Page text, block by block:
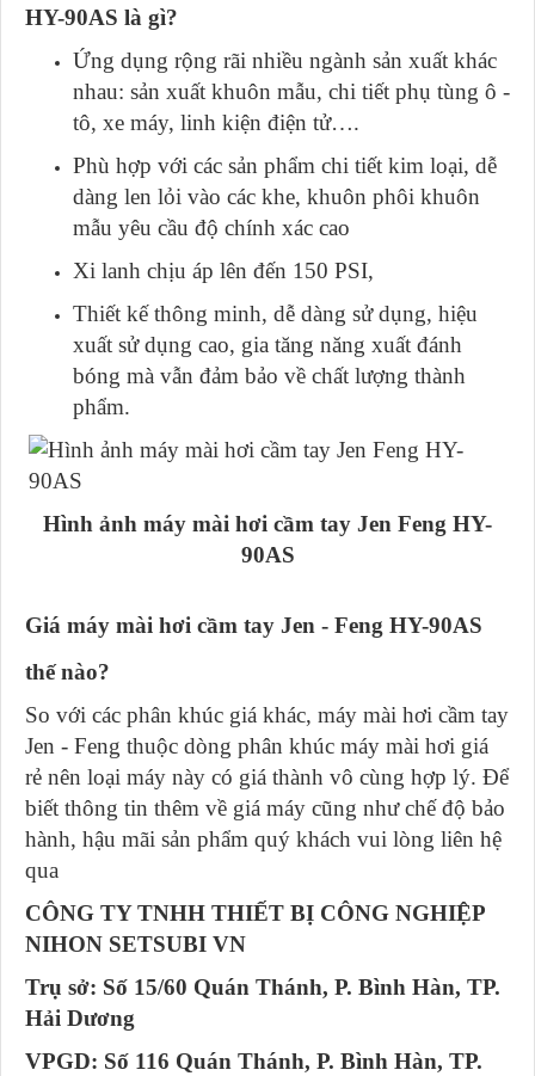
HY-90AS là gì?
Ứng dụng rộng rãi nhiều ngành sản xuất khác
nhau: sản xuất khuôn mẫu, chi tiết phụ tùng ô -
tô, xe máy, linh kiện điện tử….
Phù hợp với các sản phẩm chi tiết kim loại, dễ
dàng len lỏi vào các khe, khuôn phôi khuôn
mẫu yêu cầu độ chính xác cao
Xi lanh chịu áp lên đến 150 PSI,
Thiết kế thông minh, dễ dàng sử dụng, hiệu
xuất sử dụng cao, gia tăng năng xuất đánh
bóng mà vẫn đảm bảo về chất lượng thành
phẩm.
Hình ảnh máy mài hơi cầm tay Jen Feng HY-
90AS
Giá máy mài hơi cầm tay Jen - Feng HY-90AS
thế nào?
So với các phân khúc giá khác, máy mài hơi cầm tay
Jen - Feng thuộc dòng phân khúc máy mài hơi giá
rẻ nên loại máy này có giá thành vô cùng hợp lý. Để
biết thông tin thêm về giá máy cũng như chế độ bảo
hành, hậu mãi sản phẩm quý khách vui lòng liên hệ
qua
CÔNG TY TNHH THIẾT BỊ CÔNG NGHIỆP
NIHON SETSUBI VN
Trụ sở: Số 15/60 Quán Thánh, P. Bình Hàn, TP.
Hải Dương
VPGD: Số 116 Quán Thánh, P. Bình Hàn, TP.